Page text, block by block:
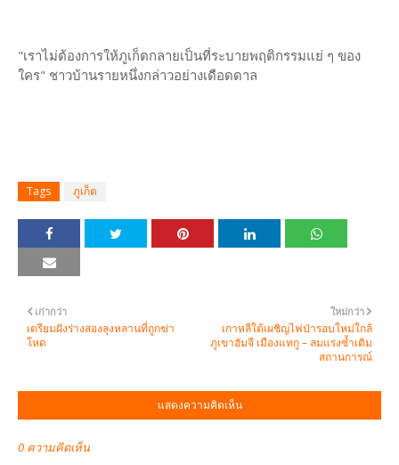
"เราไม่ต้องการให้ภูเก็ตกลายเป็นที่ระบายพฤติกรรมแย่ ๆ ของ
ใคร" ชาวบ้านรายหนึ่งกล่าวอย่างเดือดดาล
Tags ภูเก็ต
ใหม่กว่า
เกาหลีใต้เผชิญไฟป่ารอบใหม่ใกล้
ภูเขาฮัมจี เมืองแทกู – ลมแรงซ้ำเติม
สถานการณ์
เก่ากว่า
เตรียมฝังร่างสองลุงหลานที่ถูกฆ่า
โหด
แสดงความคิดเห็น
0 ความคิดเห็น